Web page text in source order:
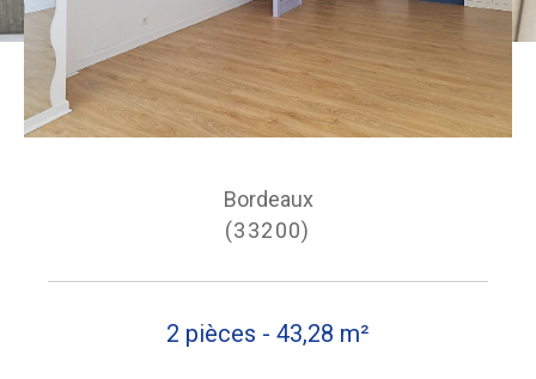
Bordeaux
(33200)
2 pièces - 43,28 m²